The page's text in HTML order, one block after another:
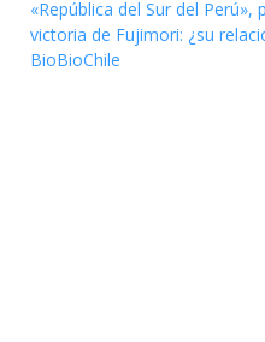
«República del Sur del
victoria de Fujimori: ¿su
BioBioChile